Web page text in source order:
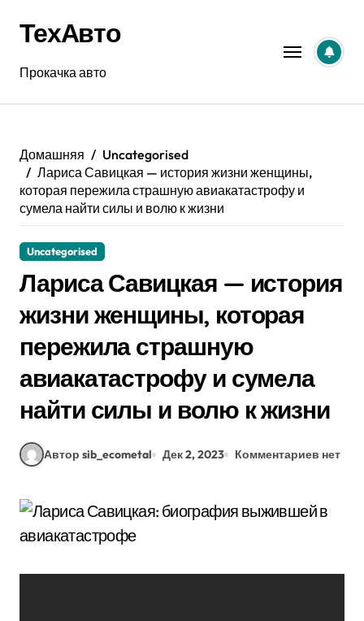
содержанию
ТехАвто
Прокачка авто
Домашняя
Uncategorised
Лариса Савицкая — история жизни женщины,
которая пережила страшную авиакатастрофу и
сумела найти силы и волю к жизни
Uncategorised
Лариса Савицкая — история
жизни женщины, которая
пережила страшную
авиакатастрофу и сумела
найти силы и волю к жизни
Автор sib_ecometal Дек 2, 2023 Комментариев нет